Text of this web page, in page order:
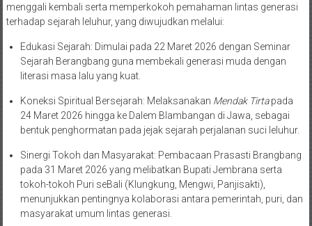
menggali kembali serta memperkokoh pemahaman lintas generasi
terhadap sejarah leluhur, yang diwujudkan melalui:
Edukasi Sejarah: Dimulai pada 22 Maret 2026 dengan Seminar
Sejarah Berangbang guna membekali generasi muda dengan
literasi masa lalu yang kuat.
Koneksi Spiritual Bersejarah: Melaksanakan Mendak Tirtapada
24 Maret 2026 hingga ke Dalem Blambangan di Jawa, sebagai
bentuk penghormatan pada jejak sejarah perjalanan suci leluhur.
Sinergi Tokoh dan Masyarakat: Pembacaan Prasasti Brangbang
pada 31 Maret 2026 yang melibatkan Bupati Jembrana serta
tokoh-tokoh Puri seBali (Klungkung, Mengwi, Panjisakti),
menunjukkan pentingnya kolaborasi antara pemerintah, puri, dan
masyarakat umum lintas generasi.